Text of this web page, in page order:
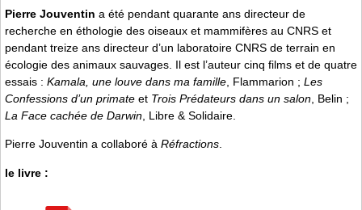
Pierre Jouventin a été pendant quarante ans directeur de
recherche en éthologie des oiseaux et mammifères au CNRS et
pendant treize ans directeur d’un laboratoire CNRS de terrain en
écologie des animaux sauvages. Il est l’auteur cinq films et de quatre
essais : Kamala, une louve dans ma famille , Flammarion ; Les
Confessions d’un primate et Trois Prédateurs dans un salon , Belin ;
La Face cachée de Darwin , Libre & Solidaire.
Pierre Jouventin a collaboré à Réfractions.
le livre :